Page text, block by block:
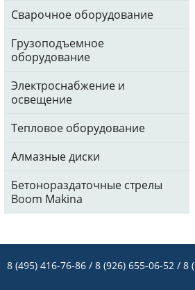
Сварочное оборудование
Грузоподъемное
оборудование
Электроснабжение и
освещение
Тепловое оборудование
Алмазные диски
Бетонораздаточные стрелы
Boom Makina
8 (495) 416-76-86 / 8 (926) 655-06-52 / 8